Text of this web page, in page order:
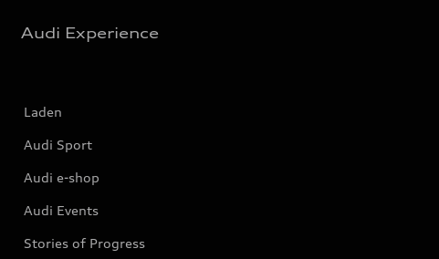
Audi Experience
Laden
Audi Sport
Audi e-shop
Audi Events
Stories of Progress